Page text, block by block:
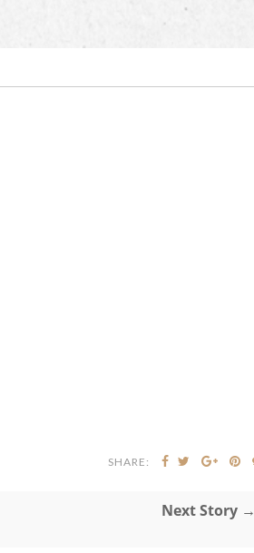
SHARE:
Next Story →